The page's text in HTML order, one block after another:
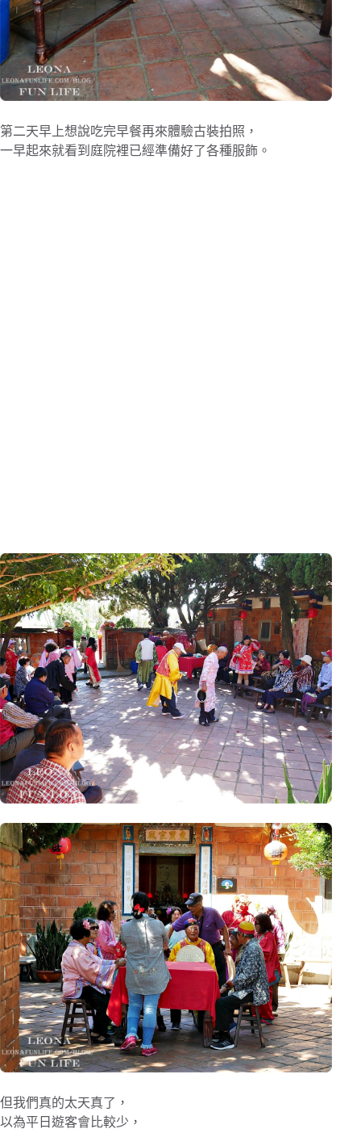
第二天早上想說吃完早餐再來體驗古裝拍照，
一早起來就看到庭院裡已經準備好了各種服飾。
但我們真的太天真了，
以為平日遊客會比較少，